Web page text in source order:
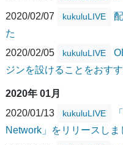
2020/02/07 kukuluLIVE
た
2020/02/05
kukuluLIVE
ジンを設けることをおす
2020年 01月
2020/01/13
kukuluLIVE
Network」をリリースしま